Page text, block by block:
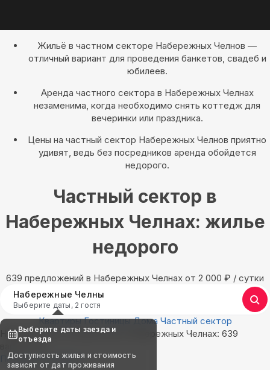
Жильё в частном секторе Набережных Челнов —
отличный вариант для проведения банкетов, свадеб и
юбилеев.
Аренда частного сектора в Набережных Челнах
незаменима, когда необходимо снять коттедж для
вечеринки или праздника.
Цены на частный сектор Набережных Челнов приятно
удивят, ведь без посредников аренда обойдется
недорого.
Частный сектор в
Набережных Челнах: жилье
недорого
639 предложений в Набережных Челнах oт 2 000 ₽ / сутки
Набережные Челны
Выберите даты, 2 гостя
Квартиры Гостиницы Дома Частный сектор
Найдём, где остановиться в Набережных Челнах: 639
вариантов
Показать на карте
Выберите даты заезда и
отъезда
Доступность жилья и стоимость
зависят от дат проживания